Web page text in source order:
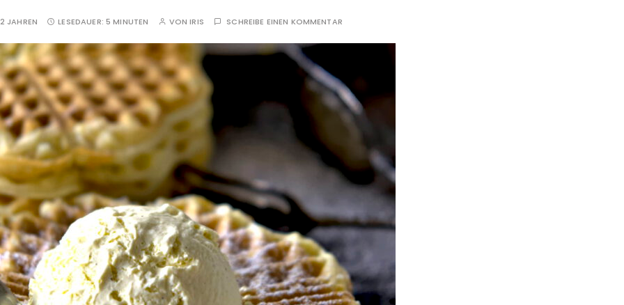
JAHREN LESEDAUER: 5 MINUTEN VONIRIS SCHREIBE EINEN KOMMENTAR